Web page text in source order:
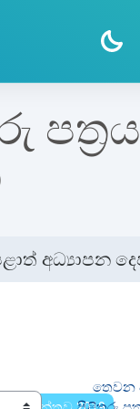
අධ්‍යාපන
තෙවන